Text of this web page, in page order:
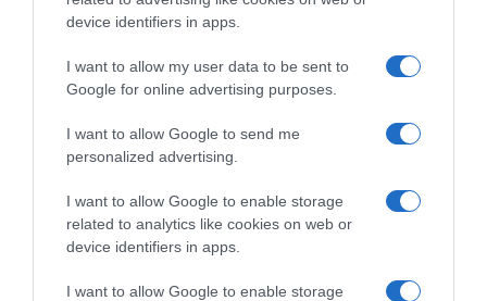
device identifiers in apps.
I want to allow my user data to be sent to
Google for online advertising purposes.
I want to allow Google to send me
personalized advertising.
I want to allow Google to enable storage
related to analytics like cookies on web or
device identifiers in apps.
I want to allow Google to enable storage
számíthatsz, ha Alfa-nő a párod
magabiztosság
Korábbi bejegyzések